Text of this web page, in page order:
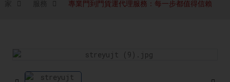
家 服務 專業門到門貨運代理服務：每一步都值得信賴